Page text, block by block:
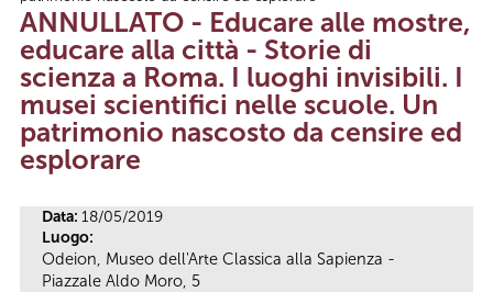
ANNULLATO - Educare alle mostre,
educare alla città - Storie di
scienza a Roma. I luoghi invisibili. I
musei scientifici nelle scuole. Un
patrimonio nascosto da censire ed
esplorare
Data: 18/05/2019
Luogo:
Odeion, Museo dell'Arte Classica alla Sapienza -
Piazzale Aldo Moro, 5